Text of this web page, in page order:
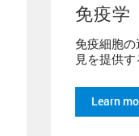
免疫学
免疫細胞
見を提供
Learn